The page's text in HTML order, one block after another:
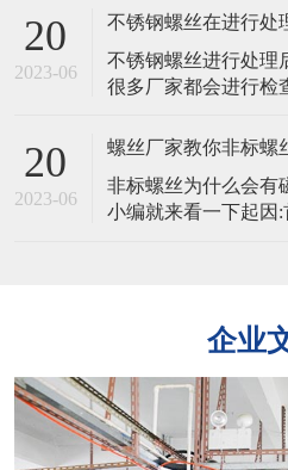
细。2
和长寿命的特点，不
能够承受冲击和振动
会影响其韧性。​
点是其抗腐蚀性，不
同 不锈钢
20
2023-06
不锈钢螺丝在进行处
不锈钢螺丝进行处理
很多厂家都会进行检
钢螺丝是否适合也可
丝外观的检验是从外
行检验。二,螺丝镀
20
2023-06
螺丝厂家教你非标螺
非标螺丝为什么会有
小编就来看一下起因
产生马氏体相变，铁
点弱磁
企业